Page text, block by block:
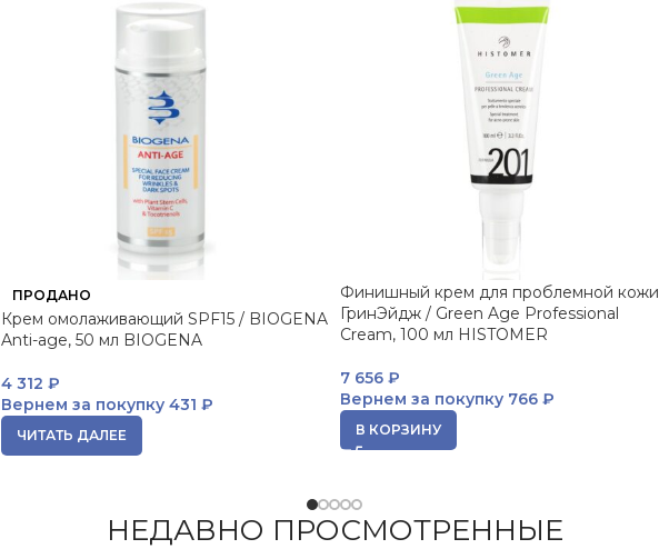
ПРОДАНО
Крем омолаживающий SPF15 / BIOGENA
Anti-age, 50 мл BIOGENA
4 312 ₽
Вернем за покупку431 ₽
ЧИТАТЬ ДАЛЕЕ
Финишный крем для проблемной кожи
ГринЭйдж / Green Age Professional
Cream, 100 мл HISTOMER
7 656 ₽
Вернем за покупку 766 ₽
В КОРЗИНУ
НЕДАВНО ПРОСМОТРЕННЫЕ